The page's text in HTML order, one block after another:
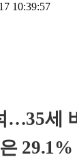
10:39:57
…35세
29.1%